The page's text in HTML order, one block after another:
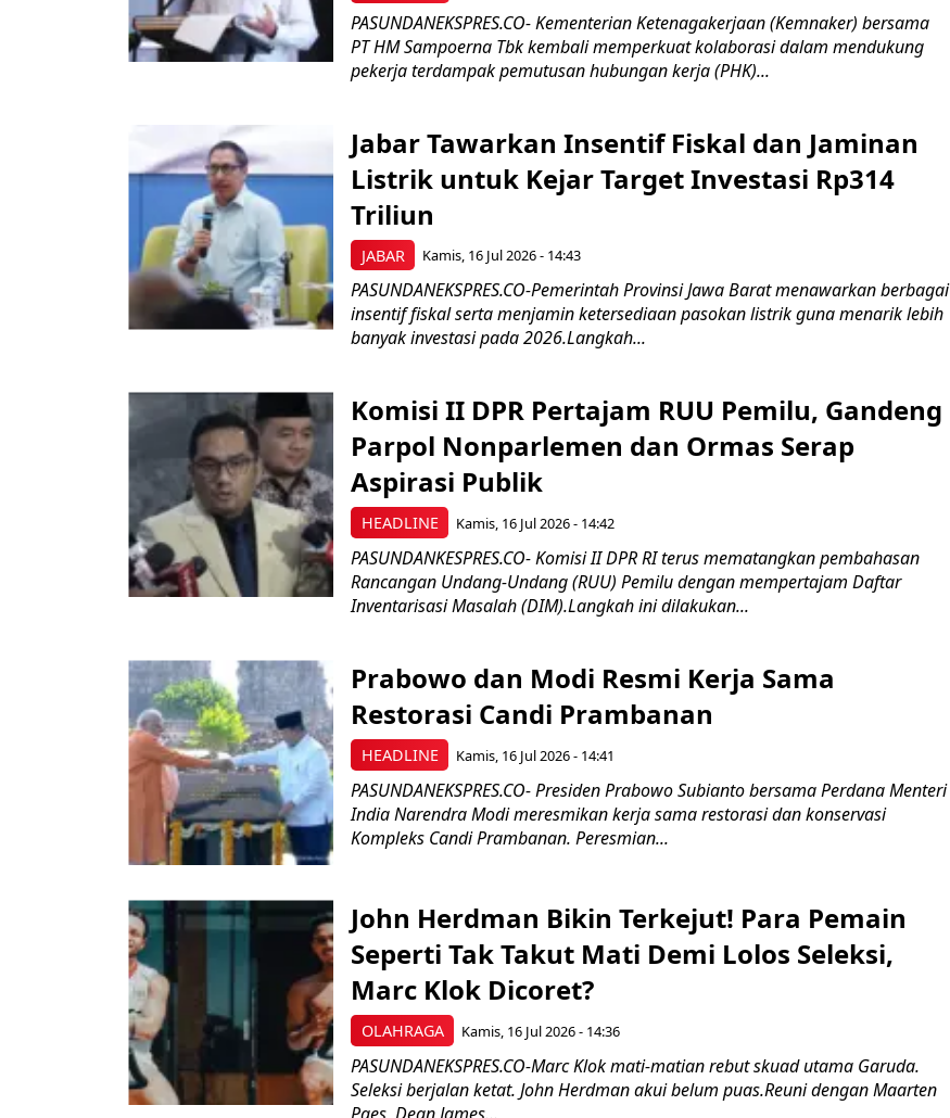
PASUNDANEKSPRES.CO- Kementerian Ketenagakerjaan (Kemnaker) bersama
PT HM Sampoerna Tbk kembali memperkuat kolaborasi dalam mendukung
pekerja terdampak pemutusan hubungan kerja (PHK)...
JABAR
Jabar Tawarkan Insentif Fiskal dan Jaminan
Listrik untuk Kejar Target Investasi Rp314
Triliun
Kamis, 16 Jul 2026 - 14:43
PASUNDANEKSPRES.CO-Pemerintah Provinsi Jawa Barat menawarkan berbagai
insentif fiskal serta menjamin ketersediaan pasokan listrik guna menarik lebih
banyak investasi pada 2026.Langkah...
HEADLINE
Komisi II DPR Pertajam RUU Pemilu, Gandeng
Parpol Nonparlemen dan Ormas Serap
Aspirasi Publik
Kamis, 16 Jul 2026 - 14:42
PASUNDANKESPRES.CO- Komisi II DPR RI terus mematangkan pembahasan
Rancangan Undang-Undang (RUU) Pemilu dengan mempertajam Daftar
Inventarisasi Masalah (DIM).Langkah ini dilakukan...
HEADLINE
Prabowo dan Modi Resmi Kerja Sama
Restorasi Candi Prambanan
Kamis, 16 Jul 2026 - 14:41
PASUNDANEKSPRES.CO- Presiden Prabowo Subianto bersama Perdana Menteri
India Narendra Modi meresmikan kerja sama restorasi dan konservasi
Kompleks Candi Prambanan. Peresmian...
OLAHRAGA
John Herdman Bikin Terkejut! Para Pemain
Seperti Tak Takut Mati Demi Lolos Seleksi,
Marc Klok Dicoret?
Kamis, 16 Jul 2026 - 14:36
PASUNDANEKSPRES.CO-Marc Klok mati-matian rebut skuad utama Garuda.
Seleksi berjalan ketat. John Herdman akui belum puas.Reuni dengan Maarten